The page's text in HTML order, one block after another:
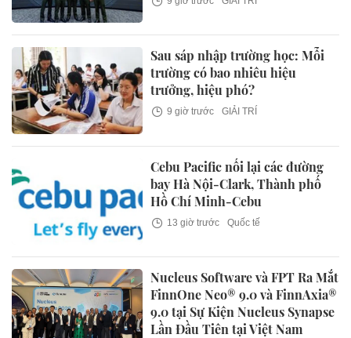
Sau sáp nhập trường học: Mỗi
trường có bao nhiêu hiệu
trưởng, hiệu phó?
9 giờ trước GIẢI TRÍ
Cebu Pacific nối lại các đường
bay Hà Nội-Clark, Thành phố
Hồ Chí Minh-Cebu
13 giờ trước Quốc tế
Nucleus Software và FPT Ra Mắt
FinnOne Neo® 9.0 và FinnAxia®
9.0 tại Sự Kiện Nucleus Synapse
Lần Đầu Tiên tại Việt Nam